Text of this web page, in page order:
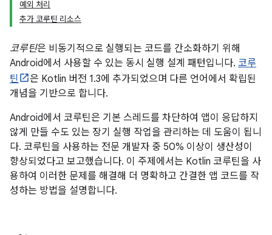
예외 처리
추가 코루틴 리소스
코루틴은 비동기적으로 실행되는 코드를 간소화하기 위해
Android에서 사용할 수 있는 동시 실행 설계 패턴입니다. 코루
틴
은 Kotlin 버전 1.3에 추가되었으며 다른 언어에서 확립된
개념을 기반으로 합니다.
Android에서 코루틴은 기본 스레드를 차단하여 앱이 응답하지
않게 만들 수도 있는 장기 실행 작업을 관리하는 데 도움이 됩니
다. 코루틴을 사용하는 전문 개발자 중 50% 이상이 생산성이
향상되었다고 보고했습니다. 이 주제에서는 Kotlin 코루틴을 사
용하여 이러한 문제를 해결해 더 명확하고 간결한 앱 코드를 작
성하는 방법을 설명합니다.